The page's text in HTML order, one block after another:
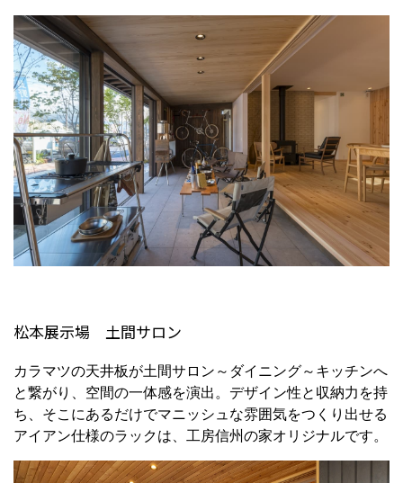
松本展示場 土間サロン
カラマツの天井板が土間サロン～ダイニング～キッチンへ
と繋がり、空間の一体感を演出。デザイン性と収納力を持
ち、そこにあるだけでマニッシュな雰囲気をつくり出せる
アイアン仕様のラックは、工房信州の家オリジナルです。